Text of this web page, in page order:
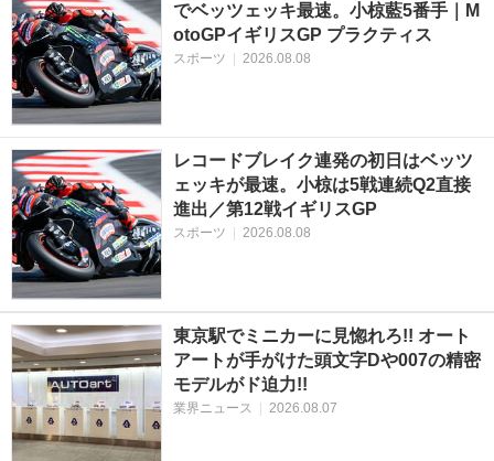
でベッツェッキ最速。小椋藍5番手｜M
otoGPイギリスGP プラクティス
スポーツ 2026.08.08
レコードブレイク連発の初日はベッツ
ェッキが最速。小椋は5戦連続Q2直接
進出／第12戦イギリスGP
スポーツ 2026.08.08
東京駅でミニカーに見惚れろ!! オート
アートが手がけた頭文字Dや007の精密
モデルがド迫力!!
業界ニュース 2026.08.07